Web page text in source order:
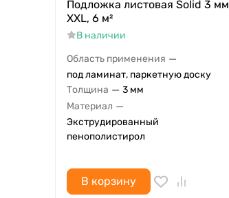
Подложка листовая Solid 3 мм
XXL, 6 м²
В наличии
Область применения —
под ламинат, паркетную доску
Толщина — 3 мм
Материал —
Экструдированный
пенополистирол
В корзину